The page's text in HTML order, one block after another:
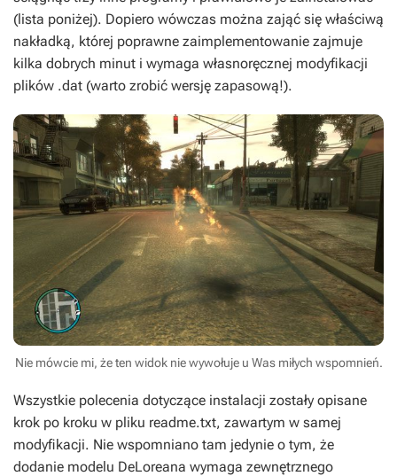
(lista poniżej). Dopiero wówczas można zająć się właściwą
nakładką, której poprawne zaimplementowanie zajmuje
kilka dobrych minut i wymaga własnoręcznej modyfikacji
plików .dat (warto zrobić wersję zapasową!).
Nie mówcie mi, że ten widok nie wywołuje u Was miłych wspomnień.
Wszystkie polecenia dotyczące instalacji zostały opisane
krok po kroku w pliku readme.txt, zawartym w samej
modyfikacji. Nie wspomniano tam jedynie o tym, że
dodanie modelu DeLoreana wymaga zewnętrznego